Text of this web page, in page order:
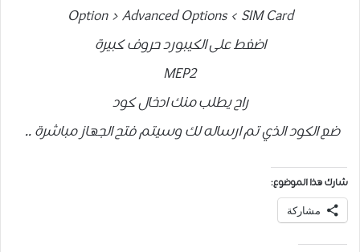
Option > Advanced Options < SIM Card
اضغط على الكيبورد حروف كبيرة
MEP2
راح يطلب منك ادخال كود
ضع الكود الذي تم ارساله لك وسيتم فتح الجهاز مباشرة ..
شارك هذا الموضوع:
مشاركة